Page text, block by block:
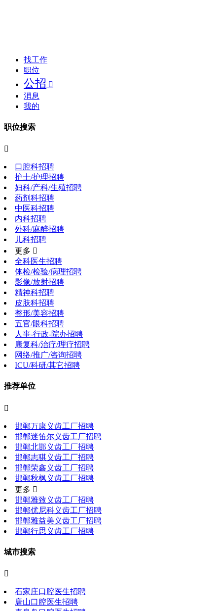
找工作
职位
公招 
消息
我的
职位搜索

口腔科招聘
护士/护理招聘
妇科/产科/生殖招聘
药剂科招聘
中医科招聘
内科招聘
外科/麻醉招聘
儿科招聘
更多 
全科医生招聘
体检/检验/病理招聘
影像/放射招聘
精神科招聘
皮肤科招聘
整形/美容招聘
五官/眼科招聘
人事-行政-院办招聘
康复科/治疗/理疗招聘
网络/推广/咨询招聘
ICU/科研/其它招聘
推荐单位

邯郸万康义齿工厂招聘
邯郸迷笛尔义齿工厂招聘
邯郸北邯义齿工厂招聘
邯郸志骐义齿工厂招聘
邯郸荣鑫义齿工厂招聘
邯郸秋枫义齿工厂招聘
更多 
邯郸雅致义齿工厂招聘
邯郸优尼科义齿工厂招聘
邯郸雅益美义齿工厂招聘
邯郸行思义齿工厂招聘
城市搜索

石家庄口腔医生招聘
唐山口腔医生招聘